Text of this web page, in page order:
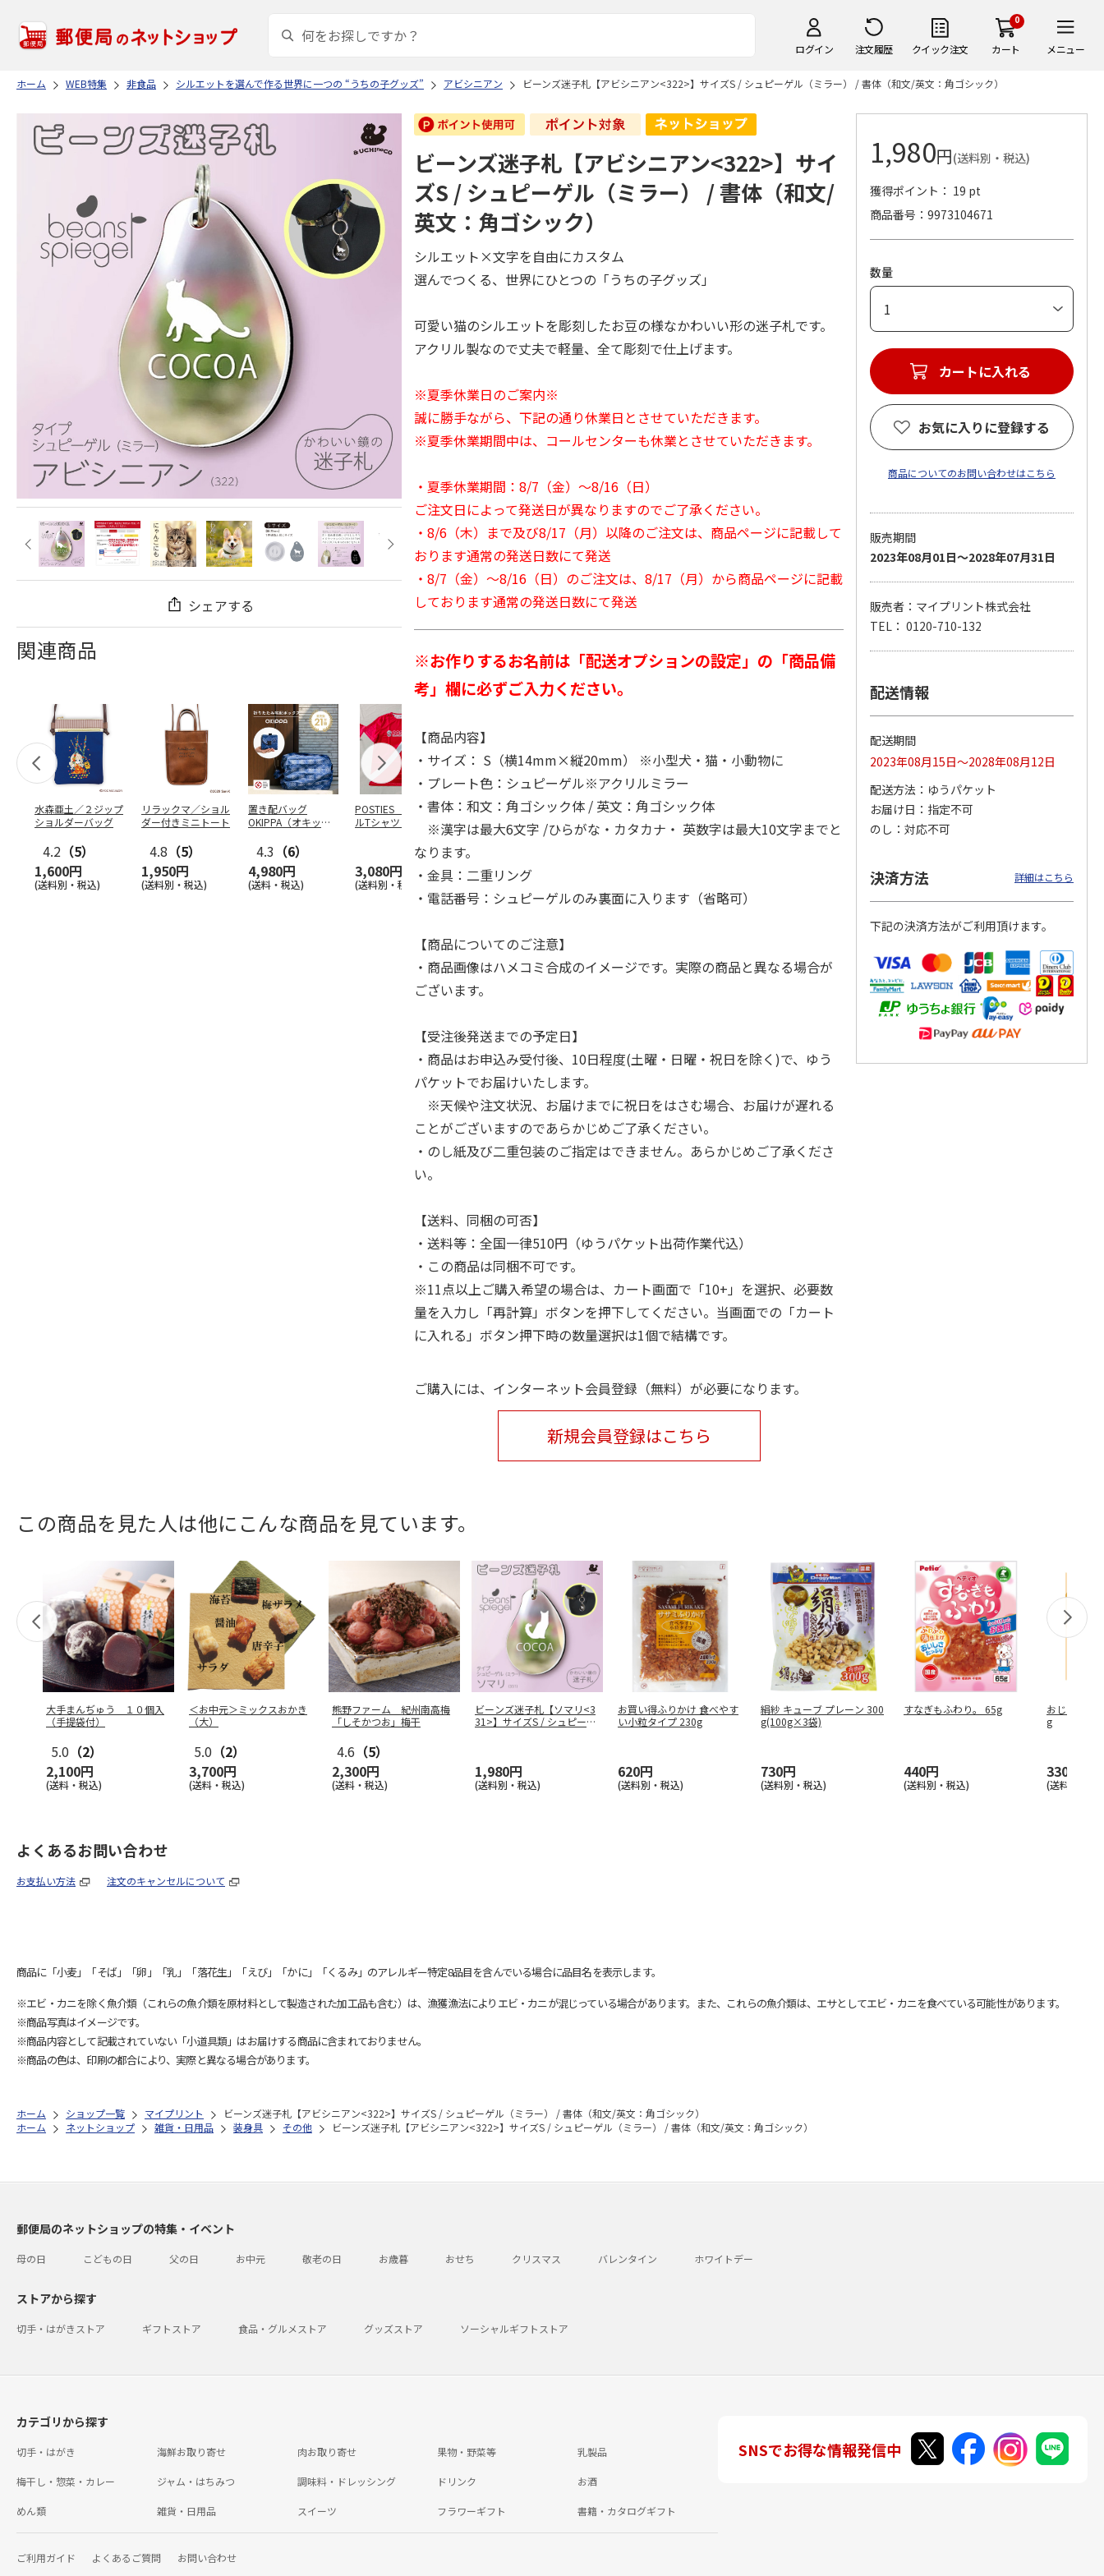
ログイン 注文履歴 クイック注文
0
カート メニュー
ホーム WEB特集 非食品 シルエットを選んで作る世界に一つの “うちの子グッズ” アビシニアン ビーンズ迷子札【アビシニアン<322>】サイズS / シュピーゲル（ミラー） / 書体（和文/英文：角ゴシック）
シェアする
関連商品
水森亜土／２ジップ
ショルダーバッグ
4.2 （5）
1,600円
(送料別・税込)
リラックマ／ショル
ダー付きミニトート
4.8 （5）
1,950円
(送料別・税込)
置き配バッグ
OKIPPA（オキッ
4.3 （6）
4,980円
(送料・税込)
POSTIES オリジナ
ルTシャツ Sサイズ
3,080円
(送料別・税込)
アニメ『ジョジョの
奇妙な冒険 黄金の
風』CITY POP…
4,939円
(送料別・税込)
コジコジ／ショルダ
ー付きバッグ
アニメ『ジョジョの
奇妙な冒険 黄金の
風』CITY POP…
冒険 スターダスト
クルセイダース』
『ジョジョの奇妙な
冒険 スターダスト
クルセイダース』
3,300円
(送料別・税込)
4,840円
(送料別・税込)
ビーンズ迷子札【アビシニアン<322>】サイ
ズS / シュピーゲル（ミラー） / 書体（和文/
英文：角ゴシック）
シルエット×文字を自由にカスタム
選んでつくる、世界にひとつの「うちの子グッズ」
可愛い猫のシルエットを彫刻したお豆の様なかわいい形の迷子札です。
アクリル製なので丈夫で軽量、全て彫刻で仕上げます。
※夏季休業日のご案内※
誠に勝手ながら、下記の通り休業日とさせていただきます。
※夏季休業期間中は、コールセンターも休業とさせていただきます。
・夏季休業期間：8/7（金）～8/16（日）
ご注文日によって発送日が異なりますのでご了承ください。
・8/6（木）まで及び8/17（月）以降のご注文は、商品ページに記載して
おります通常の発送日数にて発送
・8/7（金）～8/16（日）のご注文は、8/17（月）から商品ページに記載
しております通常の発送日数にて発送
※お作りするお名前は「配送オプションの設定」の「商品備
考」欄に必ずご入力ください。
【商品内容】
・サイズ： S（横14mm×縦20mm） ※小型犬・猫・小動物に
・プレート色：シュピーゲル※アクリルミラー
・書体：和文：角ゴシック体 / 英文：角ゴシック体
※漢字は最大6文字 /ひらがな・カタカナ・ 英数字は最大10文字までと
なります。
・金具：二重リング
・電話番号：シュピーゲルのみ裏面に入ります（省略可）
【商品についてのご注意】
・商品画像はハメコミ合成のイメージです。実際の商品と異なる場合が
ございます。
【受注後発送までの予定日】
・商品はお申込み受付後、10日程度(土曜・日曜・祝日を除く)で、ゆう
パケットでお届けいたします。
※天候や注文状況、お届けまでに祝日をはさむ場合、お届けが遅れる
ことがございますのであらかじめご了承ください。
・のし紙及び二重包装のご指定はできません。あらかじめご了承くださ
い。
【送料、同梱の可否】
・送料等：全国一律510円（ゆうパケット出荷作業代込）
・この商品は同梱不可です。
※11点以上ご購入希望の場合は、カート画面で「10+」を選択、必要数
量を入力し「再計算」ボタンを押下してください。当画面での「カート
に入れる」ボタン押下時の数量選択は1個で結構です。
ご購入には、インターネット会員登録（無料）が必要になります。
新規会員登録はこちら
1,980円(送料別・税込)
獲得ポイント： 19 pt
商品番号
9973104671
数量
カートに入れる
お気に入りに登録する
商品についてのお問い合わせはこちら
販売期間
2023年08月01日～2028年07月31日
販売者：マイプリント株式会社
TEL： 0120-710-132
配送情報
配送期間
2023年08月15日～2028年08月12日
配送方法
ゆうパケット
お届け日
指定不可
のし
対応不可
決済方法 詳細はこちら
下記の決済方法がご利用頂けます。
この商品を見た人は他にこんな商品を見ています。
大手まんぢゅう １０個入
（手提袋付）
5.0 （2）
2,100円
(送料・税込)
＜お中元＞ミックスおかき
（大）
5.0 （2）
3,700円
(送料・税込)
熊野ファーム 紀州南高梅
「しそかつお」梅干
4.6 （5）
2,300円
(送料・税込)
ビーンズ迷子札【ソマリ<3
31>】サイズS / シュピーゲ
1,980円
(送料別・税込)
お買い得ふりかけ 食べやす
い小粒タイプ 230g
620円
(送料別・税込)
絹紗 キューブ プレーン 300
g(100g×3袋)
730円
(送料別・税込)
すなぎもふわり。 65g
440円
(送料別・税込)
おじゃがな
g
330円
(送料別・税
よくあるお問い合わせ
お支払い方法 注文のキャンセルについて
商品に「小麦」「そば」「卵」「乳」「落花生」「えび」「かに」「くるみ」のアレルギー特定8品目を含んでいる場合に品目名を表示します。
※エビ・カニを除く魚介類（これらの魚介類を原材料として製造された加工品も含む）は、漁獲漁法によりエビ・カニが混じっている場合があります。また、これらの魚介類は、エサとしてエビ・カニを食べている可能性があります。
※商品写真はイメージです。
※商品内容として記載されていない「小道具類」はお届けする商品に含まれておりません。
※商品の色は、印刷の都合により、実際と異なる場合があります。
ホーム ショップ一覧 マイプリント
ビーンズ迷子札【アビシニアン<322>】サイズS / シュピーゲル（ミラー） / 書体（和文/英文：角ゴシック）
ホーム
ネットショップ 雑貨・日用品 装身具 その他 ビーンズ迷子札【アビシニアン<322>】サイズS / シュピーゲル（ミラー） / 書体（和文/英文：角ゴシック）
郵便局のネットショップの特集・イベント
母の日 こどもの日 父の日 お中元 敬老の日 お歳暮 おせち クリスマス バレンタイン ホワイトデー
ストアから探す
切手・はがきストア ギフトストア 食品・グルメストア グッズストア ソーシャルギフトストア
カテゴリから探す
切手・はがき 海鮮お取り寄せ 肉お取り寄せ 果物・野菜等 乳製品
梅干し・惣菜・カレー ジャム・はちみつ 調味料・ドレッシング ドリンク お酒
めん類 雑貨・日用品 スイーツ フラワーギフト 書籍・カタログギフト
ご利用ガイド よくあるご質問 お問い合わせ
SNSでお得な情報発信中